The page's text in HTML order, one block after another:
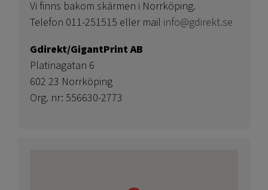
Vi finns bakom skärmen i Norrköping.
Telefon 011-251515 eller mail info@gdirekt.se
Gdirekt/GigantPrint AB
Platinagatan 6
602 23 Norrköping
Org. nr: 556630-2773